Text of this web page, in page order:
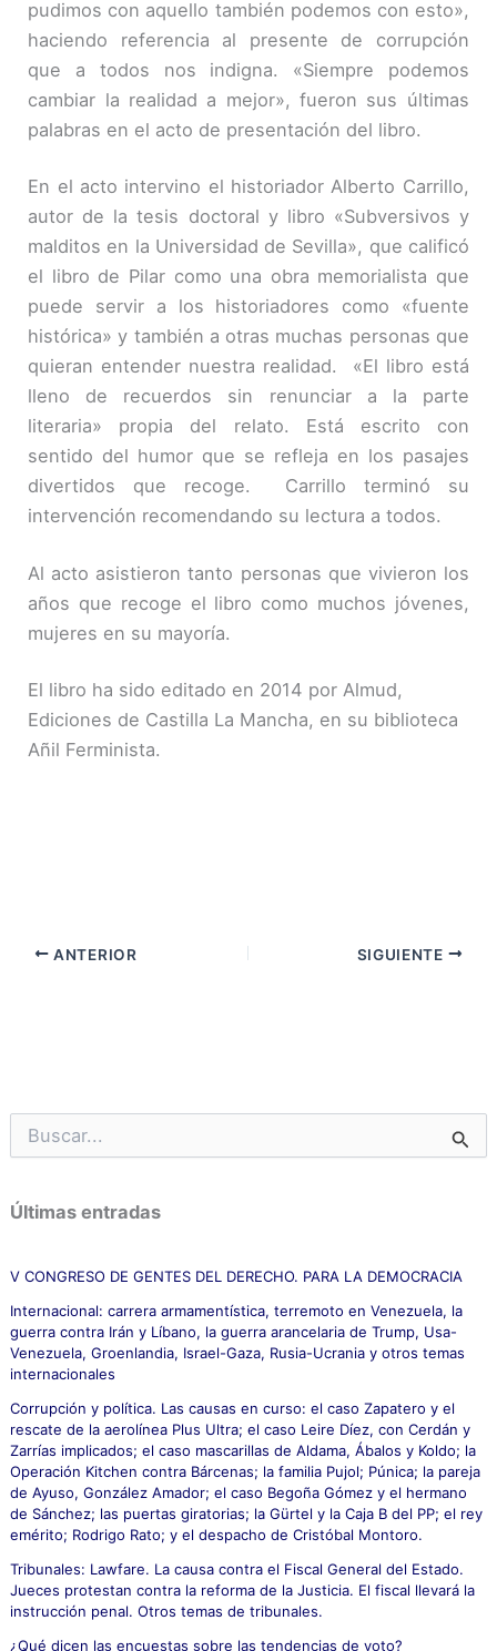
pudimos con aquello también podemos con esto»,
haciendo referencia al presente de corrupción
que a todos nos indigna. «Siempre podemos
cambiar la realidad a mejor», fueron sus últimas
palabras en el acto de presentación del libro.
En el acto intervino el historiador Alberto Carrillo,
autor de la tesis doctoral y libro «Subversivos y
malditos en la Universidad de Sevilla», que calificó
el libro de Pilar como una obra memorialista que
puede servir a los historiadores como «fuente
histórica» y también a otras muchas personas que
quieran entender nuestra realidad. «El libro está
lleno de recuerdos sin renunciar a la parte
literaria» propia del relato. Está escrito con
sentido del humor que se refleja en los pasajes
divertidos que recoge. Carrillo terminó su
intervención recomendando su lectura a todos.
Al acto asistieron tanto personas que vivieron los
años que recoge el libro como muchos jóvenes,
mujeres en su mayoría.
El libro ha sido editado en 2014 por Almud,
Ediciones de Castilla La Mancha, en su biblioteca
Añil Ferminista.
ANTERIOR SIGUIENTE
u
c
p
r
:
Últimas entradas
V CONGRESO DE GENTES DEL DERECHO. PARA LA DEMOCRACIA
Internacional: carrera armamentística, terremoto en Venezuela, la
guerra contra Irán y Líbano, la guerra arancelaria de Trump, Usa-
Venezuela, Groenlandia, Israel-Gaza, Rusia-Ucrania y otros temas
internacionales
Corrupción y política. Las causas en curso: el caso Zapatero y el
rescate de la aerolínea Plus Ultra; el caso Leire Díez, con Cerdán y
Zarrías implicados; el caso mascarillas de Aldama, Ábalos y Koldo; la
Operación Kitchen contra Bárcenas; la familia Pujol; Púnica; la pareja
de Ayuso, González Amador; el caso Begoña Gómez y el hermano
de Sánchez; las puertas giratorias; la Gürtel y la Caja B del PP; el rey
emérito; Rodrigo Rato; y el despacho de Cristóbal Montoro.
Tribunales: Lawfare. La causa contra el Fiscal General del Estado.
Jueces protestan contra la reforma de la Justicia. El fiscal llevará la
instrucción penal. Otros temas de tribunales.
¿Qué dicen las encuestas sobre las tendencias de voto?